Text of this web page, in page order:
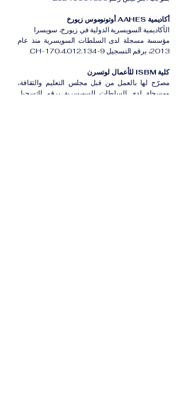
أكاديمية AAHES أوتونوموس زيورخ
الأكاديمية السويسرية الدولية في زيورخ، سويسرا
مؤسسة مسجلة لدى السلطات السويسرية منذ عام
2013، برقم التسجيل CH-170.4.012.134-9.
كلية ISBM للأعمال لوتسرن
مصرّح لها بالعمل من قبل مجلس التعليم والثقافة،
ومسجلة لدى السلطات السويسرية برقم التسجيل